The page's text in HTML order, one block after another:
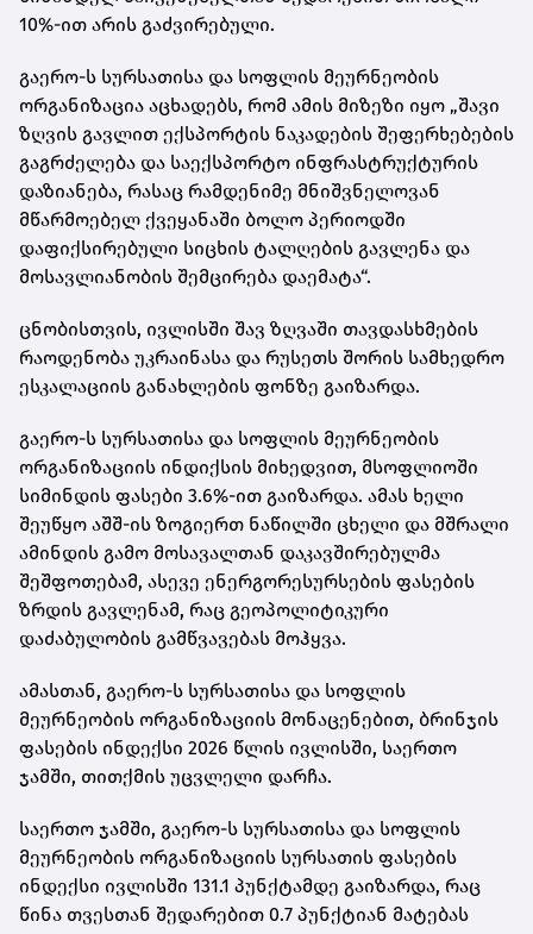
10%-ით არის გაძვირებული.
გაერო-ს სურსათისა და სოფლის მეურნეობის
ორგანიზაცია აცხადებს, რომ ამის მიზეზი იყო „შავი
ზღვის გავლით ექსპორტის ნაკადების შეფერხებების
გაგრძელება და საექსპორტო ინფრასტრუქტურის
დაზიანება, რასაც რამდენიმე მნიშვნელოვან
მწარმოებელ ქვეყანაში ბოლო პერიოდში
დაფიქსირებული სიცხის ტალღების გავლენა და
მოსავლიანობის შემცირება დაემატა“.
ცნობისთვის, ივლისში შავ ზღვაში თავდასხმების
რაოდენობა უკრაინასა და რუსეთს შორის სამხედრო
ესკალაციის განახლების ფონზე გაიზარდა.
გაერო-ს სურსათისა და სოფლის მეურნეობის
ორგანიზაციის ინდიქსის მიხედვით, მსოფლიოში
სიმინდის ფასები 3.6%-ით გაიზარდა. ამას ხელი
შეუწყო აშშ-ის ზოგიერთ ნაწილში ცხელი და მშრალი
ამინდის გამო მოსავალთან დაკავშირებულმა
შეშფოთებამ, ასევე ენერგორესურსების ფასების
ზრდის გავლენამ, რაც გეოპოლიტიკური
დაძაბულობის გამწვავებას მოჰყვა.
ამასთან, გაერო-ს სურსათისა და სოფლის
მეურნეობის ორგანიზაციის მონაცენებით, ბრინჯის
ფასების ინდექსი 2026 წლის ივლისში, საერთო
ჯამში, თითქმის უცვლელი დარჩა.
საერთო ჯამში, გაერო-ს სურსათისა და სოფლის
მეურნეობის ორგანიზაციის სურსათის ფასების
ინდექსი ივლისში 131.1 პუნქტამდე გაიზარდა, რაც
წინა თვესთან შედარებით 0.7 პუნქტიან მატებას